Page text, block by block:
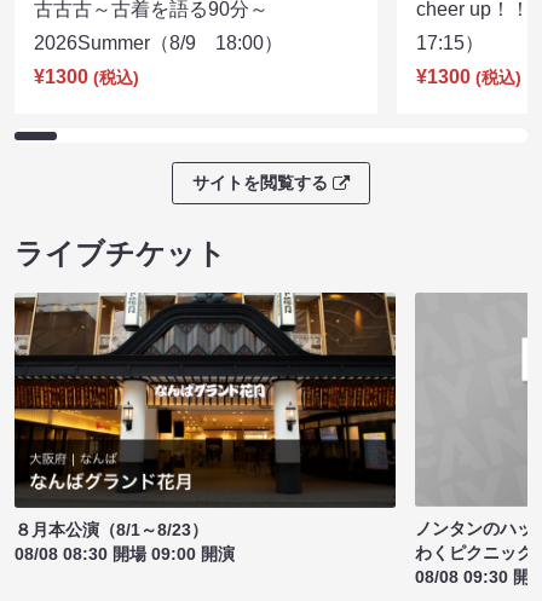
古古古～古着を語る90分～
2026Summer（8/9 18:00）
¥1300 (税込)
cheer up！
17:15）
¥1300 (税込)
サイトを閲覧する
ライブチケット
８月本公演（8/1～8/23）
08/08 08:30 開場 09:00 開演
ノンタンのハッ
わくピクニック
08/08 09:30 開